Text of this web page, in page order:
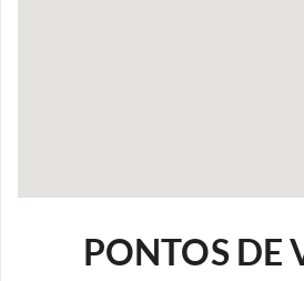
PONTOS DE